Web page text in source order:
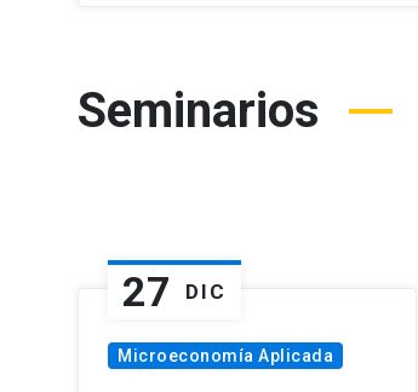
Seminarios
27 DIC
Microeconomía Aplicada